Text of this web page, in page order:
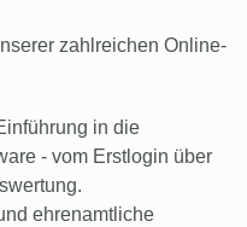
zahlreichen Online-
in die
- vom Erstlogin über
ehrenamtliche